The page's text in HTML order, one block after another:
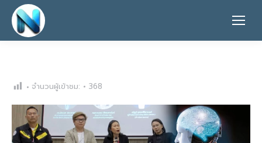
จำนวนผู้เข้าชม: 368